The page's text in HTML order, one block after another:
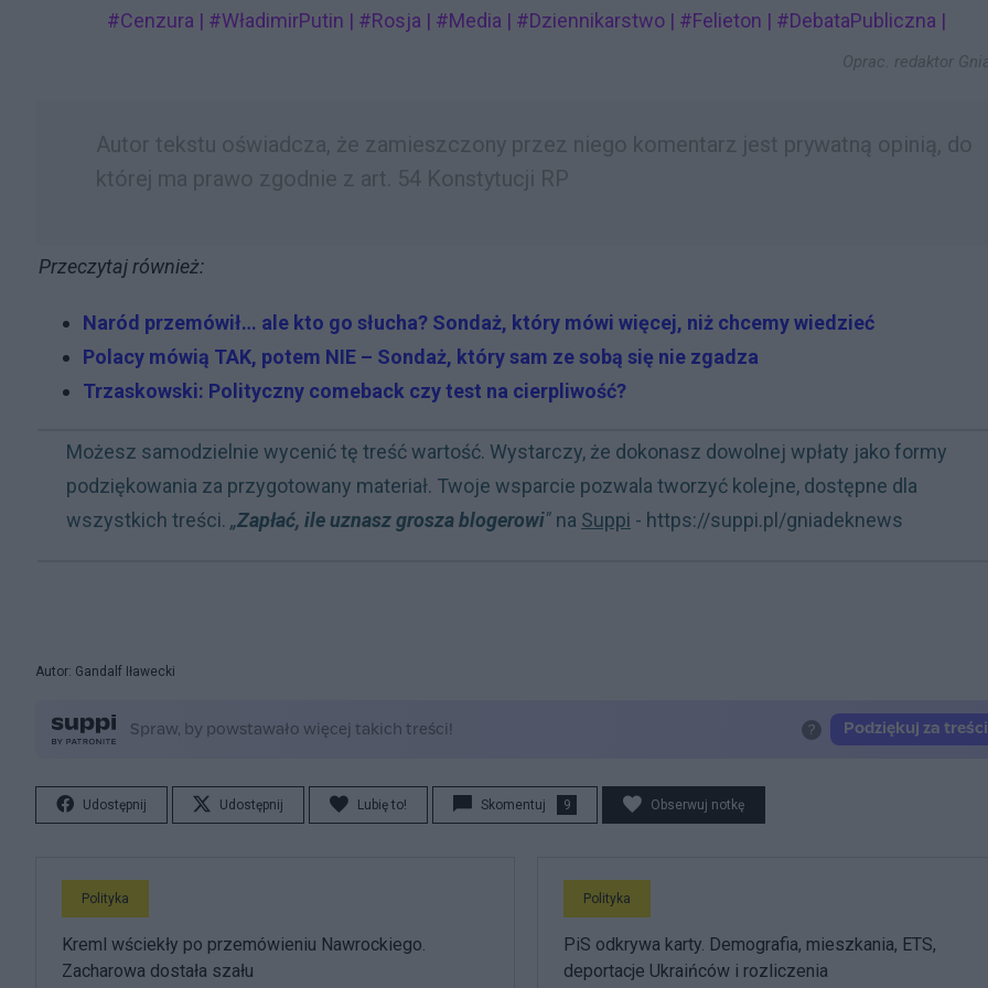
#Cenzura | #WładimirPutin | #Rosja | #Media | #Dziennikarstwo | #Felieton | #DebataPubliczna |
Oprac. redaktor
Autor tekstu oświadcza, że zamieszczony przez niego komentarz jest prywatną opinią, do
której ma prawo zgodnie z art. 54 Konstytucji RP
Przeczytaj również:
Naród przemówił… ale kto go słucha? Sondaż, który mówi więcej, niż chcemy wiedzieć
Polacy mówią TAK, potem NIE – Sondaż, który sam ze sobą się nie zgadza
Trzaskowski: Polityczny comeback czy test na cierpliwość?
Możesz samodzielnie wycenić tę treść wartość. Wystarczy, że dokonasz dowolnej wpłaty jako formy
podziękowania za przygotowany materiał. Twoje wsparcie pozwala tworzyć kolejne, dostępne dla
wszystkich treści. „Zapłać, ile uznasz grosza blogerowi" na Suppi - https://suppi.pl/gniadeknews
Autor: Gandalf Iławecki
Udostępnij Udostępnij Lubię to! Skomentuj 9 Obserwuj notkę
Polityka
Kreml wściekły po przemówieniu Nawrockiego.
Zacharowa dostała szału
Polityka
PiS odkrywa karty. Demografia, mieszkania, ETS,
deportacje Ukraińców i rozliczenia